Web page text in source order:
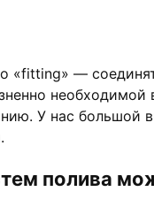
«fitting» —
У нас большой
полива